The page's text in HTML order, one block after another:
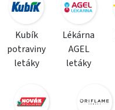
Kubík
potraviny
letáky
Lékárna
AGEL
letáky